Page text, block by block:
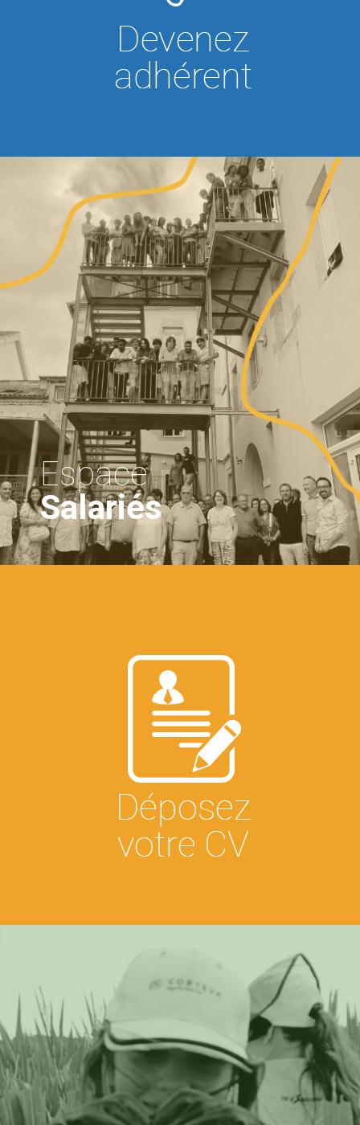
Espace
Salariés